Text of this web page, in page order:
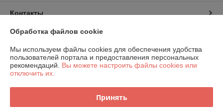
Контакты
Доставка и оплата
График работы
Политика обработки cookies
Обработка файлов cookie
Мы используем файлы cookies для обеспечения удобства
пользователей портала и предоставления персональных
рекомендаций. Вы можете настроить файлы cookies или
отключить их.
Принять